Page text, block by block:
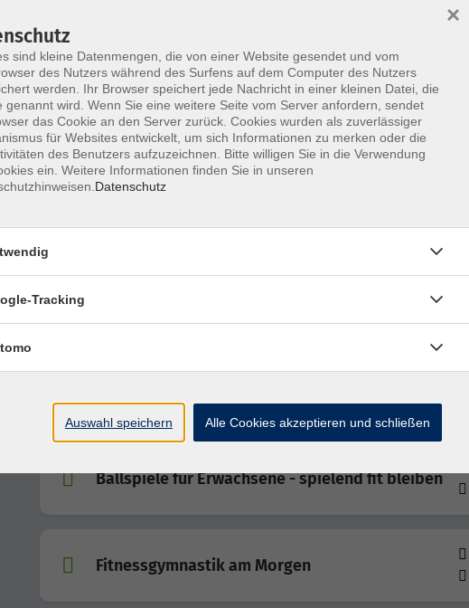
Kräftigung der Bauch- und
Beckenbodenmuskulatur
Ballspiele für Erwachsene - spielend fit bleiben
Fitnessgymnastik am Morgen
sind kleine Datenmengen, die von einer Website gesendet und vom
des Nutzers während des Surfens auf dem Computer des Nutzers
werden. Ihr Browser speichert jede Nachricht in einer kleinen Datei, die
genannt wird. Wenn Sie eine weitere Seite vom Server anfordern, sendet
das Cookie an den Server zurück. Cookies wurden als zuverlässiger
für Websites entwickelt, um sich Informationen zu merken oder die
des Benutzers aufzuzeichnen. Bitte willigen Sie in die Verwendung
ein. Weitere Informationen finden Sie in unseren
Datenschutz
×
Tracking
Auswahl speichern Alle Cookies akzeptieren und schließen